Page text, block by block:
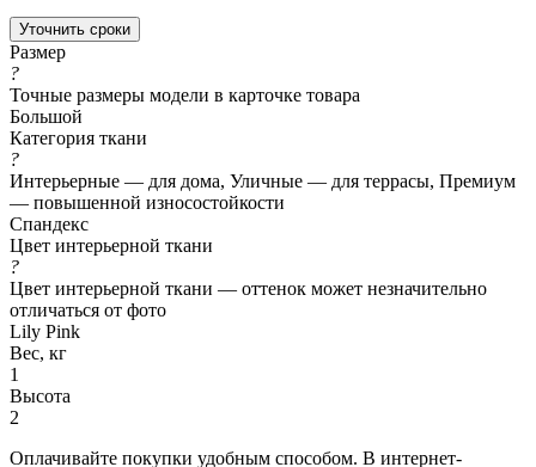
Уточнить сроки
Размер
?
Точные размеры модели в карточке товара
Большой
Категория ткани
?
Интерьерные — для дома, Уличные — для террасы, Премиум
— повышенной износостойкости
Спандекс
Цвет интерьерной ткани
?
Цвет интерьерной ткани — оттенок может незначительно
отличаться от фото
Lily Pink
Вес, кг
1
Высота
2
Оплачивайте покупки удобным способом. В интернет-